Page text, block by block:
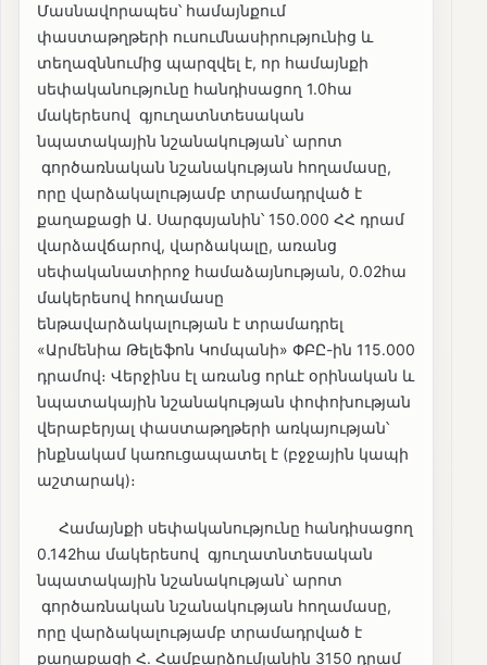
Մասնավորապես՝ համայնքում
փաստաթղթերի ուսումնասիրությունից և
տեղազննումից պարզվել է, որ համայնքի
սեփականությունը հանդիսացող 1.0հա
մակերեսով գյուղատնտեսական
նպատակային նշանակության՝ արոտ
գործառնական նշանակության հողամասը,
որը վարձակալությամբ տրամադրված է
քաղաքացի Ա․ Սարգսյանին՝ 150․000 ՀՀ դրամ
վարձավճարով, վարձակալը, առանց
սեփականատիրոջ համաձայնության, 0.02հա
մակերեսով հողամասը
ենթավարձակալության է տրամադրել
«Արմենիա Թելեֆոն Կոմպանի» ՓԲԸ-ին 115․000
դրամով։ Վերջինս էլ առանց որևէ օրինական և
նպատակային նշանակության փոփոխության
վերաբերյալ փաստաթղթերի առկայության՝
ինքնակամ կառուցապատել է (բջջային կապի
աշտարակ)։
Համայնքի սեփականությունը հանդիսացող
0.142հա մակերեսով գյուղատնտեսական
նպատակային նշանակության՝ արոտ
գործառնական նշանակության հողամասը,
որը վարձակալությամբ տրամադրված է
քաղաքացի Հ. Համբարձումյանին 3150 դրամ